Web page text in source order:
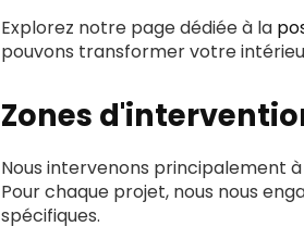
Explorez notre page dédiée à la
pouvons transformer votre
Zones
Nous intervenons principalement
Pour chaque projet, nous nous
spécifiques.